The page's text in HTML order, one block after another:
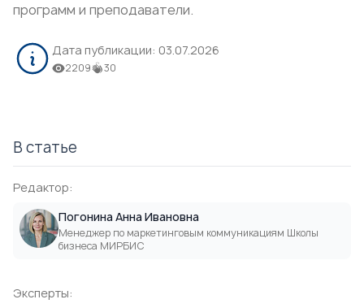
программ и преподаватели.
Дата публикации: 03.07.2026
2209 30
В статье
Редактор:
Погонина Анна Ивановна
Менеджер по маркетинговым коммуникациям Школы
бизнеса МИРБИС
Эксперты: